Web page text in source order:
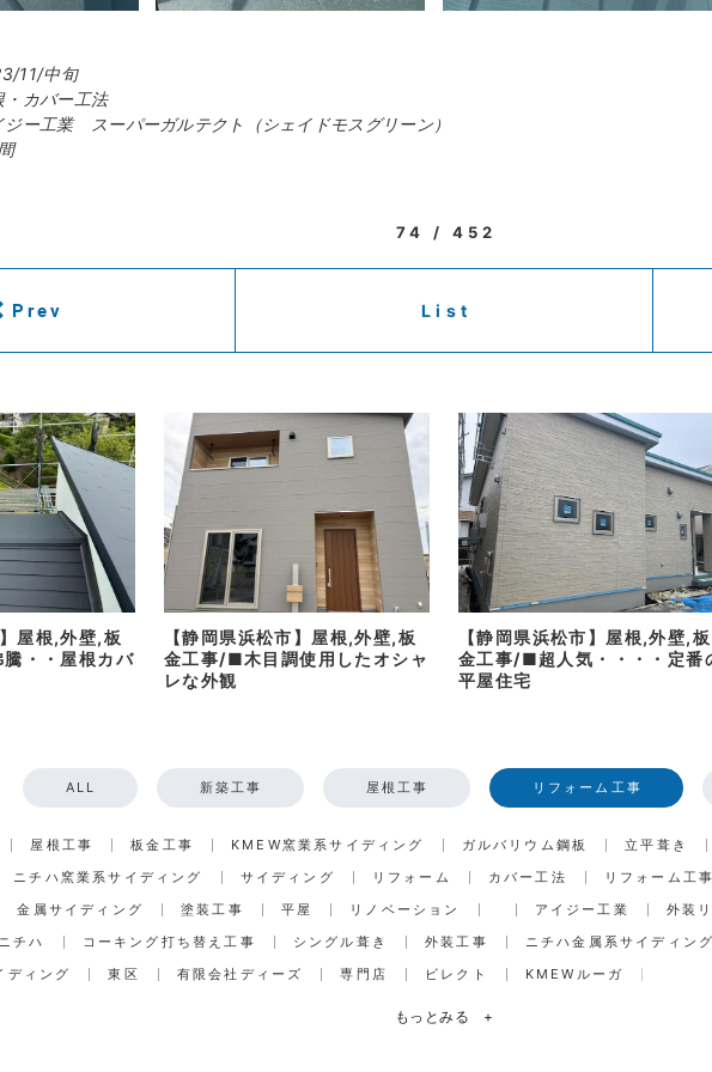
11/中旬
カバー工法
ー工業 スーパーガルテクト（シェイドモスグリーン）
74 / 452
Prev List
屋根,外壁,板
・・屋根カバ
【静岡県浜松市】屋根,外壁,板
金工事/■木目調使用したオシャ
レな外観
【静岡県浜松市】屋根,外壁,板
金工事/■超人気・・・・定番
平屋住宅
ALL 新築工事 屋根工事 リフォーム工事
屋根工事 板金工事 KMEW窯業系サイディング ガルバリウム鋼板
立平葺き
ニチハ窯業系サイディング サイディング リフォーム カバー工法
リフォーム工
金属サイディング 塗装工事 平屋 リノベーション アイジー工業
外装
ニチハ コーキング打ち替え工事 シングル葺き 外装工事
ニチハ金属系サイディン
ディング
東区 有限会社ディーズ 専門店 ビレクト KMEWルーガ
もっとみる +